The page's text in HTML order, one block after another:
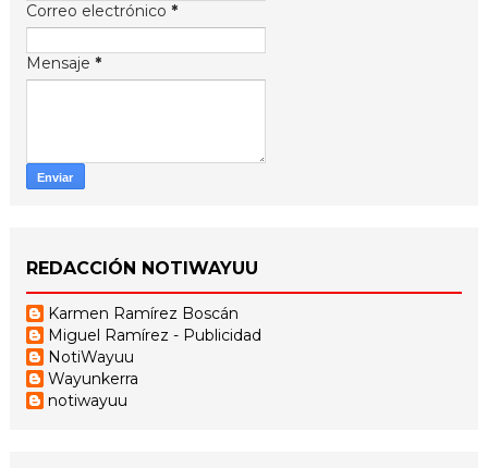
Correo electrónico *
Mensaje *
REDACCIÓN NOTIWAYUU
Karmen Ramírez Boscán
Miguel Ramírez - Publicidad
NotiWayuu
Wayunkerra
notiwayuu